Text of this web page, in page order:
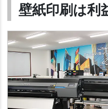
壁紙印刷は利